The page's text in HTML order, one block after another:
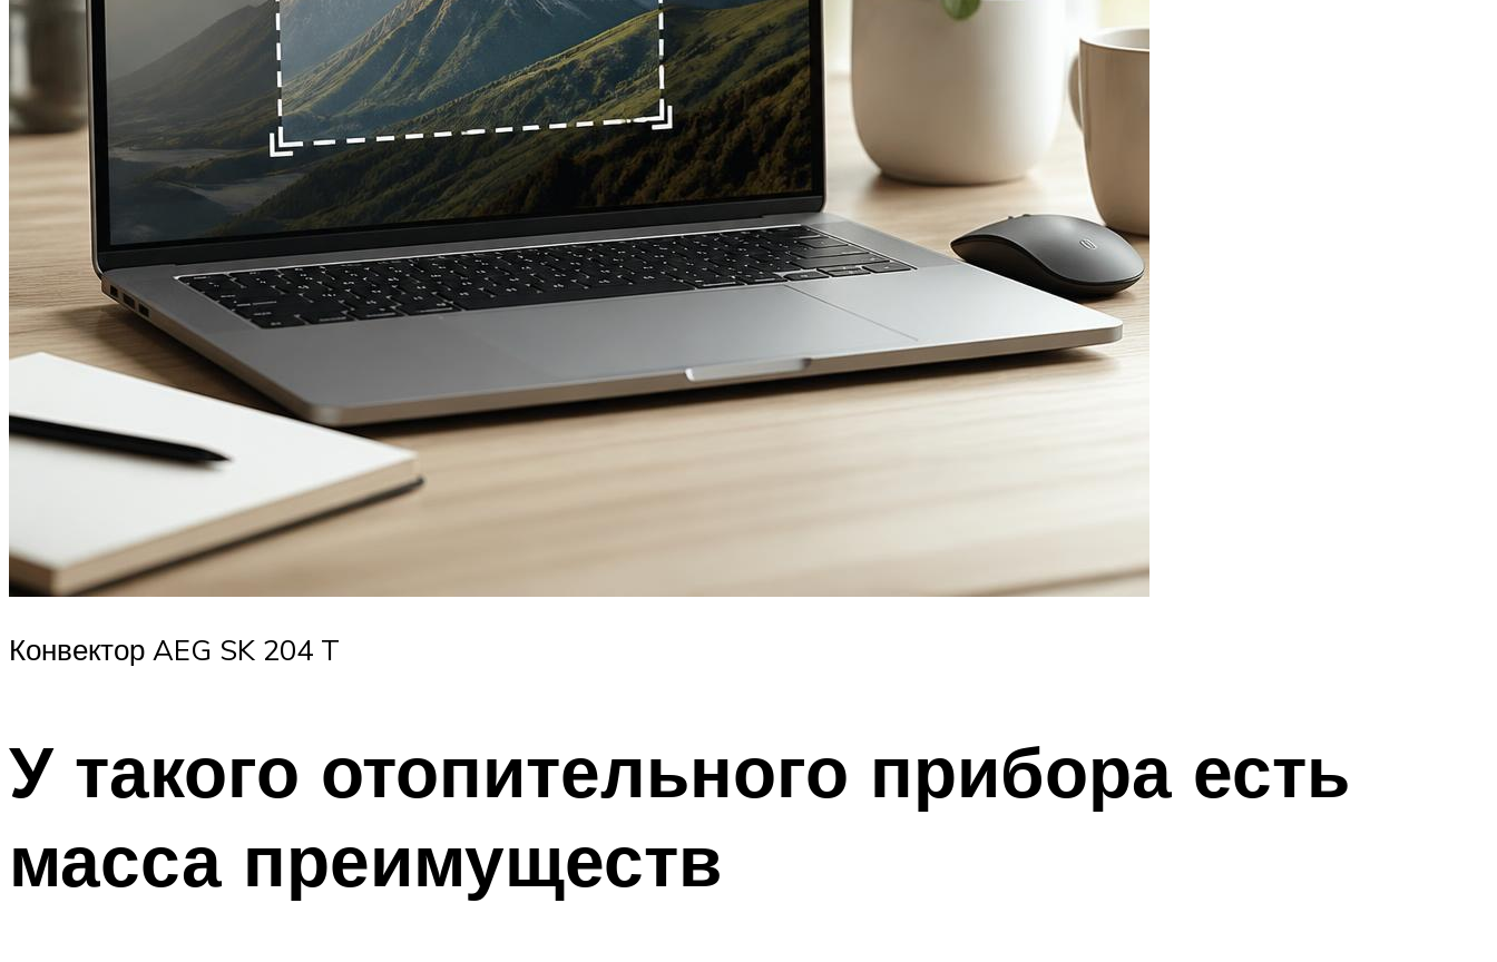
Конвектор AEG SK 204 T
У такого отопительного прибора есть
масса преимуществ